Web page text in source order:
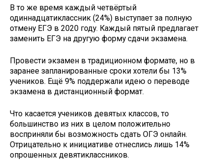
В то же время каждый четвёртый
одиннадцатиклассник (24%) выступает за полную
отмену ЕГЭ в 2020 году. Каждый пятый предлагает
заменить ЕГЭ на другую форму сдачи экзамена.
Провести экзамен в традиционном формате, но в
заранее запланированные сроки хотели бы 13%
учеников. Ещё 9% поддержали идею о переводе
экзамена в дистанционный формат.
Что касается учеников девятых классов, то
большинство из них в целом положительно
восприняли бы возможность сдать ОГЭ онлайн.
Отрицательно к инициативе отнеслись лишь 14%
опрошенных девятиклассников.